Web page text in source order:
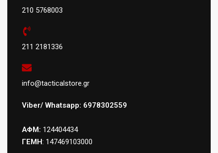
210 5768003
211 2181336
info@tacticalstore.gr
Viber/ Whatsapp: 6978302559
ΑΦΜ: 124404434
ΓΕΜΗ: 147469103000